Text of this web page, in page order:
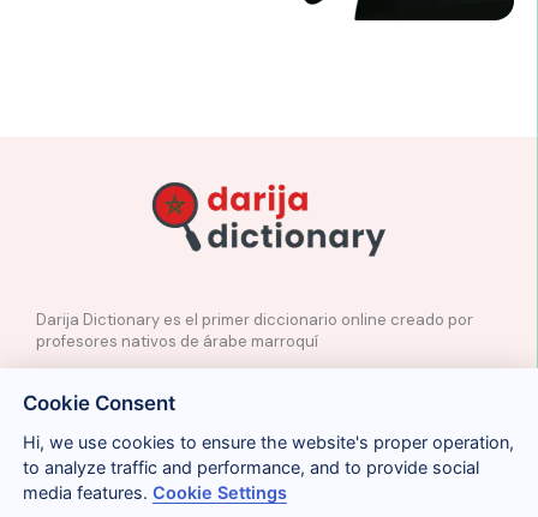
Darija Dictionary es el primer diccionario online creado por
profesores nativos de árabe marroquí
Contacto
📲Redes Sociales
🤝🏼Proponer palabras
Cookie Consent
Hi, we use cookies to ensure the website's proper operation,
to analyze traffic and performance, and to provide social
media features.Cookie Settings